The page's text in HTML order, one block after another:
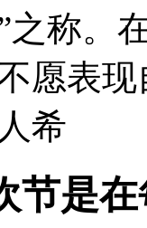
之称。
愿表
希
节是